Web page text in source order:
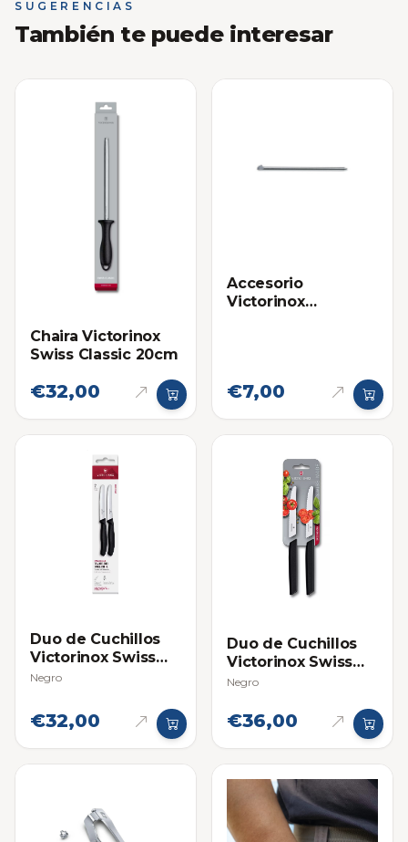
SUGERENCIAS
También te puede interesar
Chaira Victorinox
Swiss Classic 20cm
€32,00
Accesorio
Victorinox
€7,00
Duo de Cuchillos
Victorinox Swiss
Classic para
Negros
Negro
€32,00
Duo de Cuchillos
Victorinox Swiss
Modern Para
Negro
€36,00